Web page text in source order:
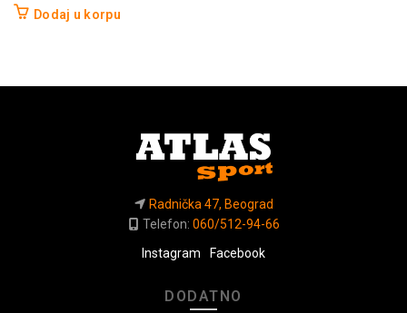
Dodaj u korpu
Radnička 47, Beograd
Telefon: 060/512-94-66
Instagram
Facebook
DODATNO